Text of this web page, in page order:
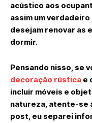
acústico aos
assim um
desejam renovar as
dormir.
Pensando nisso, se
decoração rústica e
incluir móveis e
natureza, atente-se
post, eu separei